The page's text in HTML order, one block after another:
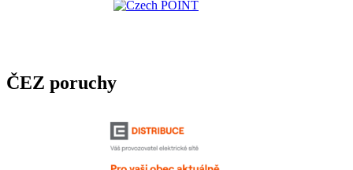
ČEZ poruchy